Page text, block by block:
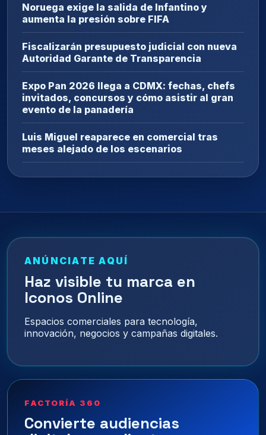
Noruega exige la salida de Infantino y
aumenta la presión sobre FIFA
Fiscalizarán presupuesto judicial con nueva
Autoridad Garante de Transparencia
Expo Pan 2026 llega a CDMX: fechas, chefs
invitados, concursos y cómo asistir al gran
evento de la panadería
Luis Miguel reaparece en comercial tras
meses alejado de los escenarios
ANÚNCIATE AQUÍ
Haz visible tu marca en
Iconos Online
Espacios comerciales para tecnología,
innovación, negocios y campañas digitales.
FACTORÍA 360
Convierte audiencias